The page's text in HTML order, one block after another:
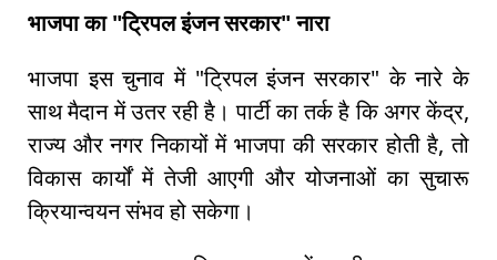
भाजपा का "ट्रिपल इंजन सरकार" नारा
भाजपा इस चुनाव में "ट्रिपल इंजन सरकार" के नारे के
साथ मैदान में उतर रही है। पार्टी का तर्क है कि अगर केंद्र,
राज्य और नगर निकायों में भाजपा की सरकार होती है, तो
विकास कार्यों में तेजी आएगी और योजनाओं का सुचारू
क्रियान्वयन संभव हो सकेगा।